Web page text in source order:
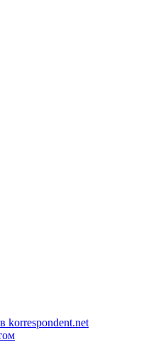
korrespondent.net